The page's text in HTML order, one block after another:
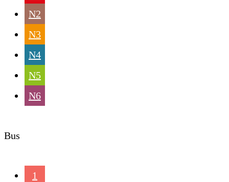
N2
N3
N4
N5
N6
Bus
1